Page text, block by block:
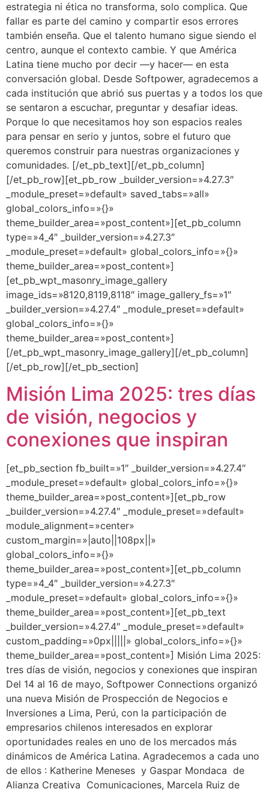
estrategia ni ética no transforma, solo complica. Que
fallar es parte del camino y compartir esos errores
también enseña. Que el talento humano sigue siendo el
centro, aunque el contexto cambie. Y que América
Latina tiene mucho por decir —y hacer— en esta
conversación global. Desde Softpower, agradecemos a
cada institución que abrió sus puertas y a todos los que
se sentaron a escuchar, preguntar y desafiar ideas.
Porque lo que necesitamos hoy son espacios reales
para pensar en serio y juntos, sobre el futuro que
queremos construir para nuestras organizaciones y
comunidades. [/et_pb_text][/et_pb_column]
[/et_pb_row][et_pb_row _builder_version=»4.27.3″
_module_preset=»default» saved_tabs=»all»
global_colors_info=»{}»
theme_builder_area=»post_content»][et_pb_column
type=»4_4″ _builder_version=»4.27.3″
_module_preset=»default» global_colors_info=»{}»
theme_builder_area=»post_content»]
[et_pb_wpt_masonry_image_gallery
image_ids=»8120,8119,8118″ image_gallery_fs=»1″
_builder_version=»4.27.4″ _module_preset=»default»
global_colors_info=»{}»
theme_builder_area=»post_content»]
[/et_pb_wpt_masonry_image_gallery][/et_pb_column]
[/et_pb_row][/et_pb_section]
Misión Lima 2025: tres días
de visión, negocios y
conexiones que inspiran
[et_pb_section fb_built=»1″ _builder_version=»4.27.4″
_module_preset=»default» global_colors_info=»{}»
theme_builder_area=»post_content»][et_pb_row
_builder_version=»4.27.4″ _module_preset=»default»
module_alignment=»center»
custom_margin=»|auto||108px||»
global_colors_info=»{}»
theme_builder_area=»post_content»][et_pb_column
type=»4_4″ _builder_version=»4.27.3″
_module_preset=»default» global_colors_info=»{}»
theme_builder_area=»post_content»][et_pb_text
_builder_version=»4.27.4″ _module_preset=»default»
custom_padding=»0px|||||» global_colors_info=»{}»
theme_builder_area=»post_content»] Misión Lima 2025:
tres días de visión, negocios y conexiones que inspiran
Del 14 al 16 de mayo, Softpower Connections organizó
una nueva Misión de Prospección de Negocios e
Inversiones a Lima, Perú, con la participación de
empresarios chilenos interesados en explorar
oportunidades reales en uno de los mercados más
dinámicos de América Latina. Agradecemos a cada uno
de ellos : Katherine Meneses y Gaspar Mondaca de
Alianza Creativa Comunicaciones, Marcela Ruiz de